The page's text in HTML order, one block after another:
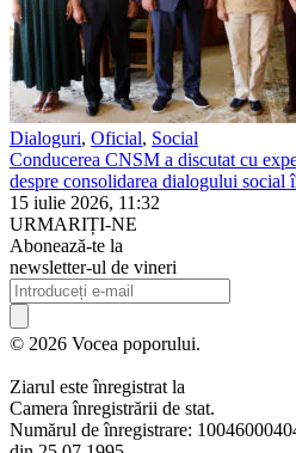
Dialoguri, Oficial, Social
Conducerea CNSM a discutat cu
despre consolidarea dialogului
15 iulie 2026, 11:32
URMARIȚI-NE
Abonează-te la
newsletter-ul de vineri
© 2026 Vocea poporului.
Ziarul este înregistrat la
Camera înregistrării de stat.
Numărul de înregistrare: